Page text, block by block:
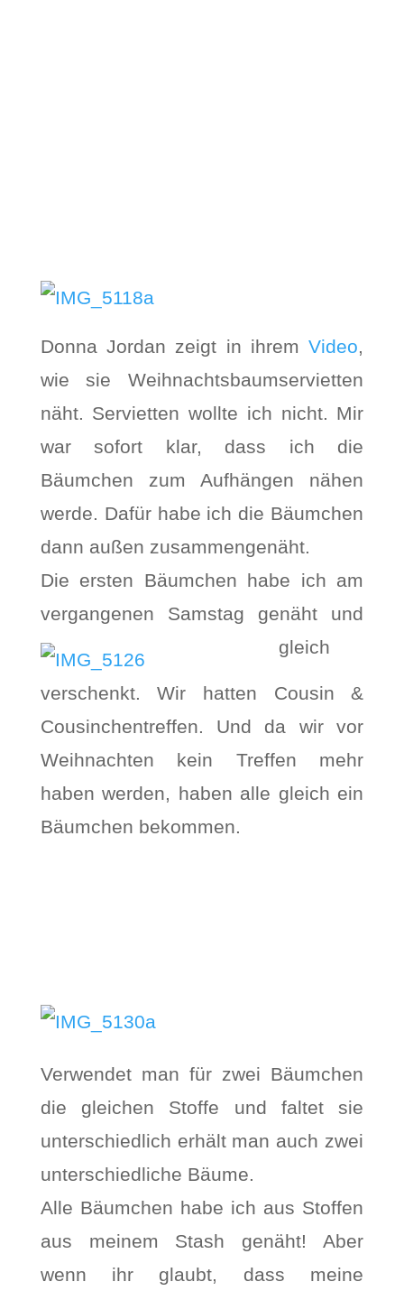
Donna Jordan zeigt in ihremVideo,
wie sie Weihnachtsbaumservietten
näht. Servietten wollte ich nicht. Mir
war sofort klar, dass ich die
Bäumchen zum Aufhängen nähen
werde. Dafür habe ich die Bäumchen
dann außen zusammengenäht.
Die ersten Bäumchen habe ich am
vergangenen Samstag genäht und
gleich
verschenkt. Wir hatten Cousin &
Cousinchentreffen. Und da wir vor
Weihnachten kein Treffen mehr
haben werden, haben alle gleich ein
Bäumchen bekommen.
Verwendet man für zwei Bäumchen
die gleichen Stoffe und faltet sie
unterschiedlich erhält man auch zwei
unterschiedliche Bäume.
Alle Bäumchen habe ich aus Stoffen
aus meinem Stash genäht! Aber
wenn ihr glaubt, dass meine